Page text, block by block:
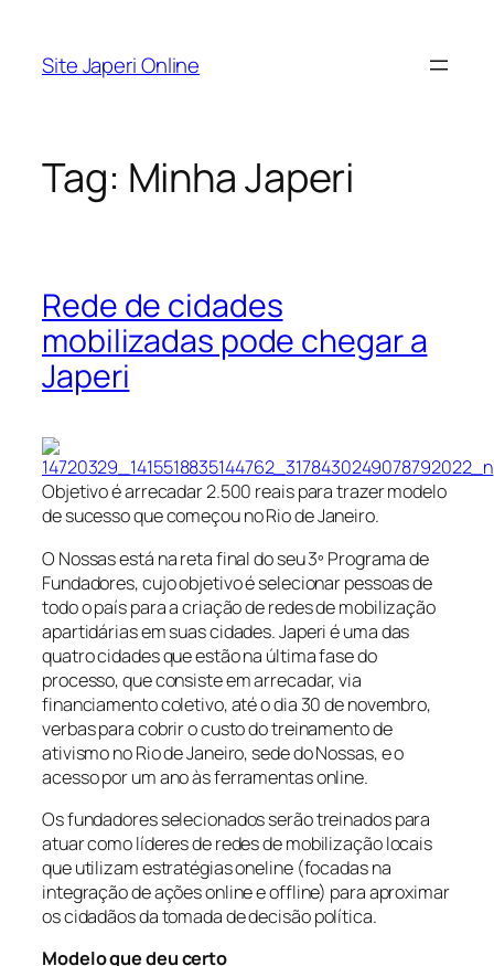
Site Japeri Online
Tag: Minha Japeri
Rede de cidades
mobilizadas pode chegar a
Japeri
Objetivo é arrecadar 2.500 reais para trazer modelo
de sucesso que começou no Rio de Janeiro.
O Nossas está na reta final do seu 3º Programa de
Fundadores, cujo objetivo é selecionar pessoas de
todo o país para a criação de redes de mobilização
apartidárias em suas cidades. Japeri é uma das
quatro cidades que estão na última fase do
processo, que consiste em arrecadar, via
financiamento coletivo, até o dia 30 de novembro,
verbas para cobrir o custo do treinamento de
ativismo no Rio de Janeiro, sede do Nossas, e o
acesso por um ano às ferramentas online.
Os fundadores selecionados serão treinados para
atuar como líderes de redes de mobilização locais
que utilizam estratégias oneline (focadas na
integração de ações online e offline) para aproximar
os cidadãos da tomada de decisão política.
Modelo que deu certo